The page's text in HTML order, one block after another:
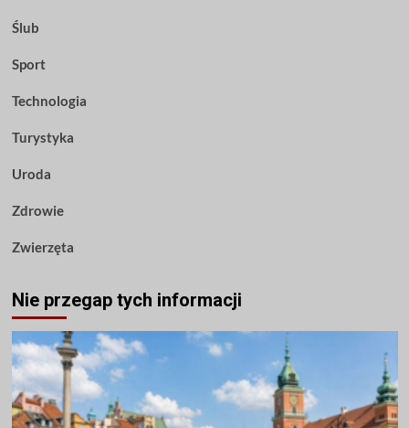
Ślub
Sport
Technologia
Turystyka
Uroda
Zdrowie
Zwierzęta
Nie przegap tych informacji